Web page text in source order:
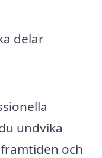
delar
undvika
och